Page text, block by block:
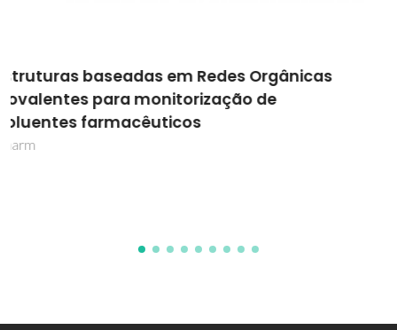
BIIPP - Biorefinaria Integrada na Indústria da
Pasta e Papel
BIIPP